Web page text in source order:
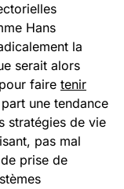
Hans
la
serait alors
faire tenir
une tendance
stratégies de vie
pas mal
prise de